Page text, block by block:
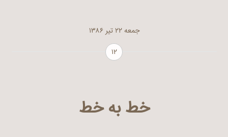
جمعه ۲۲ تیر ۱۳۸۶
۱۲
خط به خط